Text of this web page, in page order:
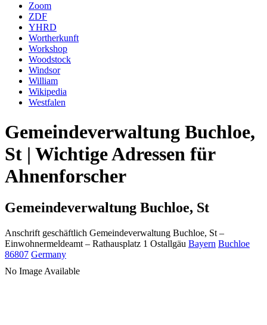
Zoom
ZDF
YHRD
Wortherkunft
Workshop
Woodstock
Windsor
William
Wikipedia
Westfalen
Gemeindeverwaltung Buchloe,
St | Wichtige Adressen für
Ahnenforscher
Gemeindeverwaltung Buchloe, St
Anschrift geschäftlich Gemeindeverwaltung Buchloe, St –
Einwohnermeldeamt – Rathausplatz 1 Ostallgäu Bayern Buchloe
86807 Germany
No Image Available